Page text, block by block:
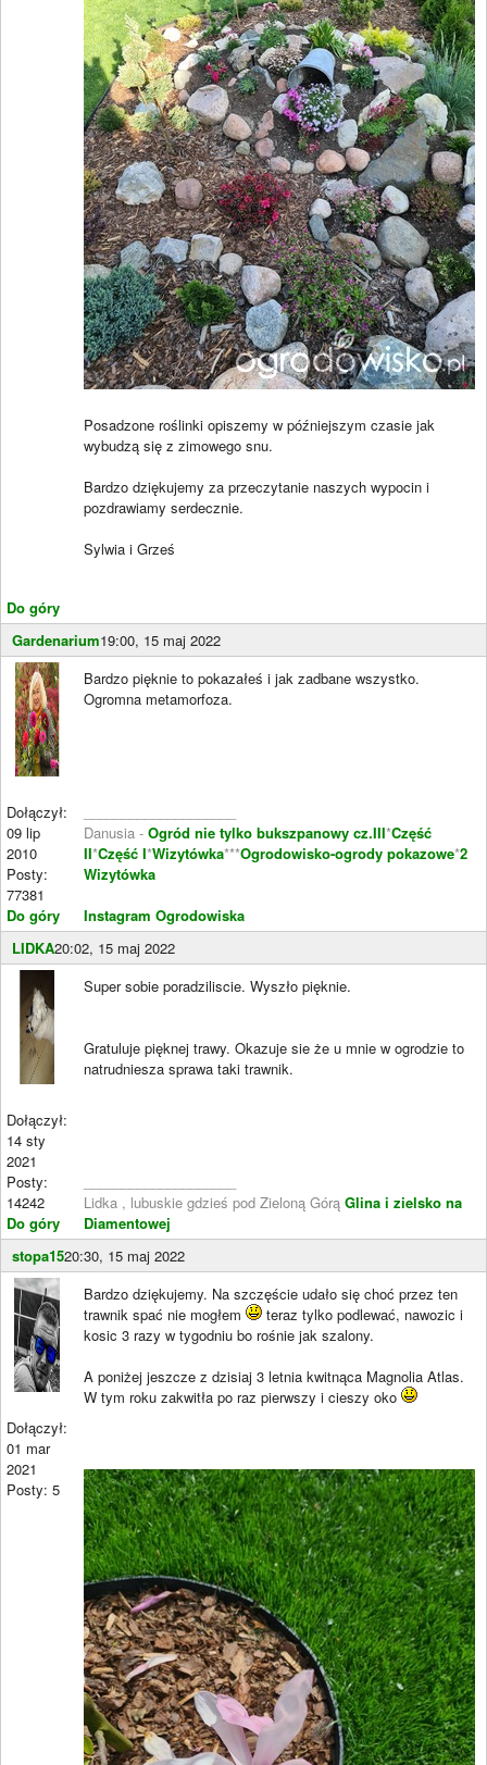
Do góry
Posadzone roślinki opiszemy w późniejszym czasie jak
wybudzą się z zimowego snu.
Bardzo dziękujemy za przeczytanie naszych wypocin i
pozdrawiamy serdecznie.
Sylwia i Grześ
Gardenarium19:00, 15 maj 2022
Dołączył:
09 lip
2010
Posty:
77381
Do góry
Bardzo pięknie to pokazałeś i jak zadbane wszystko.
Ogromna metamorfoza.
Danusia - Ogród nie tylko bukszpanowy cz.III*Część
II*Część I*Wizytówka***Ogrodowisko-ogrody pokazowe*2
Wizytówka
Instagram Ogrodowiska
LIDKA20:02, 15 maj 2022
Dołączył:
14 sty
2021
Posty:
14242
Do góry
Super sobie poradziliscie. Wyszło pięknie.
Gratuluje pięknej trawy. Okazuje sie że u mnie w ogrodzie to
natrudniesza sprawa taki trawnik.
Lidka , lubuskie gdzieś pod Zieloną Górą Glina i zielsko na
Diamentowej
stopa1520:30, 15 maj 2022
Dołączył:
01 mar
2021
Posty: 5
Bardzo dziękujemy. Na szczęście udało się choć przez ten
trawnik spać nie mogłem
teraz tylko podlewać, nawozic i
kosic 3 razy w tygodniu bo rośnie jak szalony.
A poniżej jeszcze z dzisiaj 3 letnia kwitnąca Magnolia Atlas.
W tym roku zakwitła po raz pierwszy i cieszy oko